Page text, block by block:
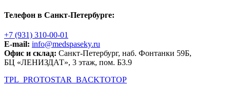
Телефон в Санкт-Петербурге:
+7 (931) 310-00-01
E-mail: info@medspaseky.ru
Офис и склад: Санкт-Петербург, наб. Фонтанки 59Б,
БЦ «ЛЕНИЗДАТ», 3 этаж, пом. Б3.9
TPL_PROTOSTAR_BACKTOTOP